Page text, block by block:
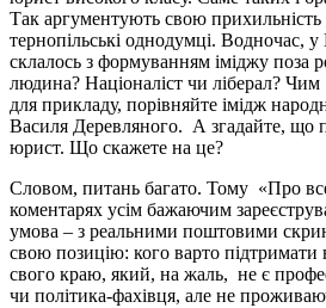
Так аргументують свою
тернопільські однодумці. Водночас,
склалось з формуванням іміджу поза
людина? Націоналіст чи ліберал?
для прикладу, порівняйте імідж
Василя Деревляного. А згадайте, що
юрист. Що скажете на це?
Словом, питань багато. Тому «Про
коментарях усім бажаючим
умова – з реальними поштовими
свою позицію: кого варто
свого краю, який, на жаль, не є
чи політика-фахівця, але не